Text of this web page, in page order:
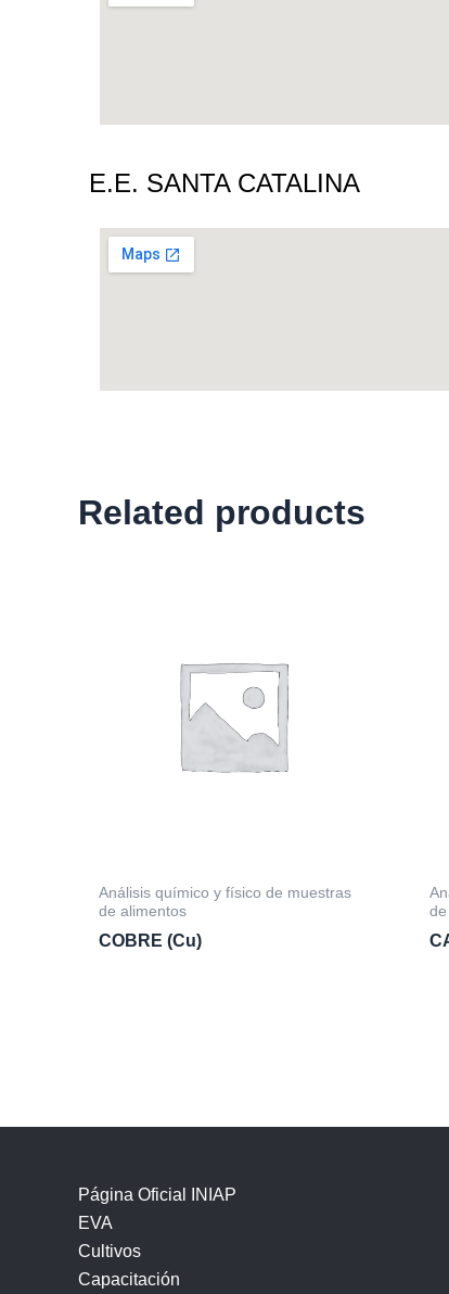
E.E. SANTA CATALINA
Related products
Análisis químico y físico de muestras
de alimentos
COBRE (Cu)
Página Oficial INIAP
EVA
Cultivos
Capacitación